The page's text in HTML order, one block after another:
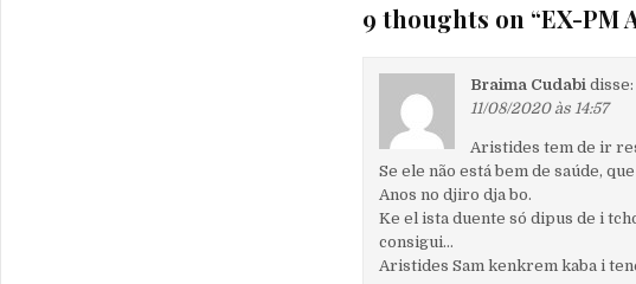
9 thoughts on “EX-PM
Braima Cudabi disse:
11/08/2020 às 14:57
Aristides tem de ir
Se ele não está bem de saúde,
Anos no djiro dja bo.
Ke el ista duente só dipus de i
consigui…
Aristides Sam kenkrem kaba i